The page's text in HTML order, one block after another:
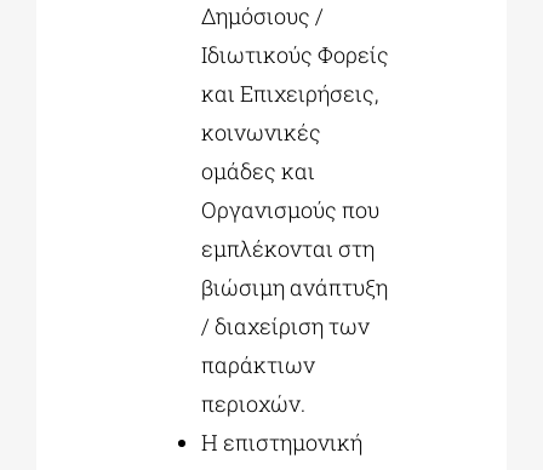
Δημόσιους /
Ιδιωτικούς Φορείς
και Επιχειρήσεις,
κοινωνικές
ομάδες και
Οργανισμούς που
εμπλέκονται στη
βιώσιμη ανάπτυξη
/ διαχείριση των
παράκτιων
περιοχών.
Η επιστημονική